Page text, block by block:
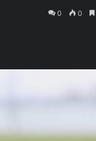
0 0